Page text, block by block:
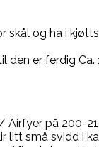
skål og ha i
den er ferdig Ca.
på 200-
litt små svidd i